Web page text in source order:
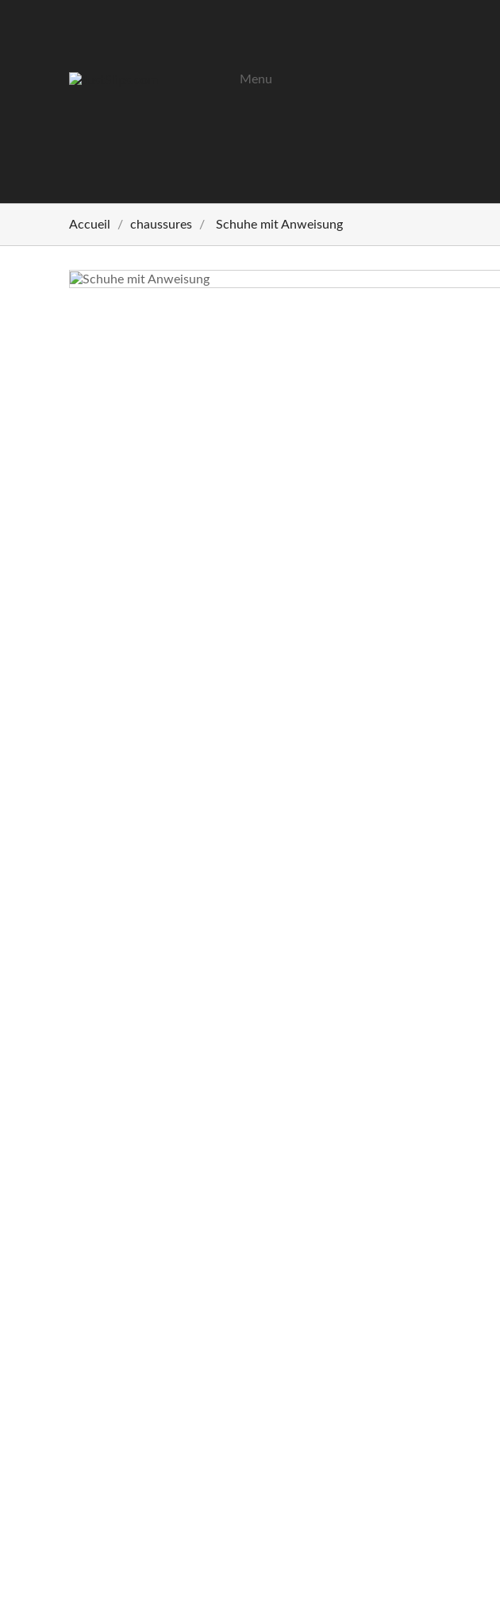
Menu
Accueil chaussures Schuhe mit Anweisung